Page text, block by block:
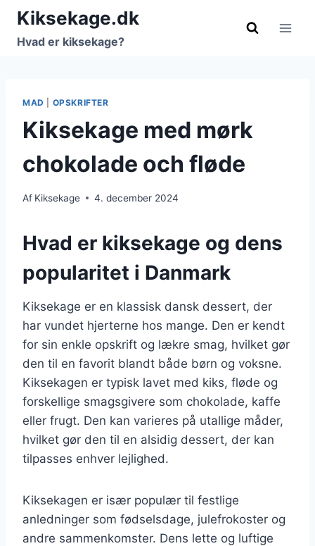
Fortsæt
indhold
Kiksekage.dk
Hvad er kiksekage?
MAD OPSKRIFTER
Kiksekage med mørk
chokolade och fløde
Af Kiksekage 4. december 2024
Hvad er kiksekage og dens
popularitet i Danmark
Kiksekage er en klassisk dansk dessert, der
har vundet hjerterne hos mange. Den er kendt
for sin enkle opskrift og lækre smag, hvilket gør
den til en favorit blandt både børn og voksne.
Kiksekagen er typisk lavet med kiks, fløde og
forskellige smagsgivere som chokolade, kaffe
eller frugt. Den kan varieres på utallige måder,
hvilket gør den til en alsidig dessert, der kan
tilpasses enhver lejlighed.
Kiksekagen er især populær til festlige
anledninger som fødselsdage, julefrokoster og
andre sammenkomster. Dens lette og luftige